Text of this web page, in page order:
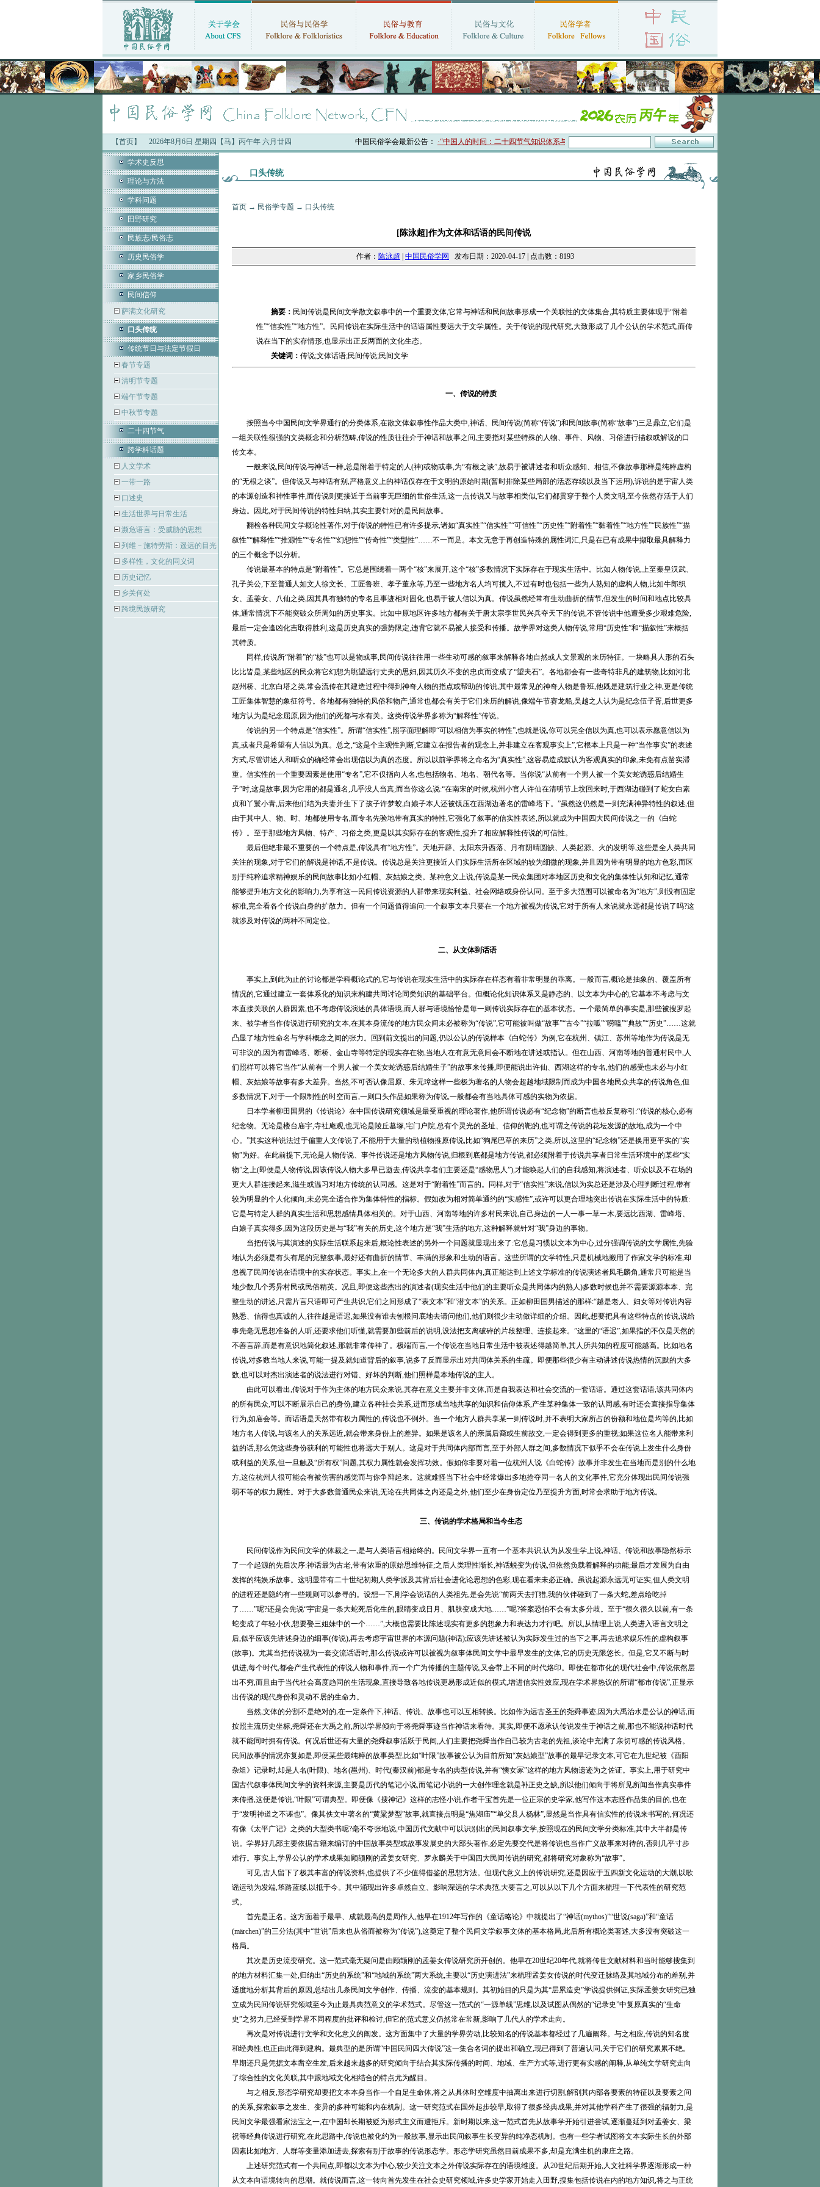
【首页】 2026年8月6日 星期四【马】丙午年 六月廿四 中国民俗学会最新公告：·“中国人的时间：二十四节气知识体系与数字叙事”研讨会在京召开 ·中国民俗学会第十一届代表大会暨2026年年会征文启事
学术史反思
理论与方法
学科问题
田野研究
民族志/民俗志
历史民俗学
家乡民俗学
民间信仰
萨满文化研究
口头传统
传统节日与法定节假日
春节专题
清明节专题
端午节专题
中秋节专题
二十四节气
跨学科话题
人文学术
一带一路
口述史
生活世界与日常生活
濒危语言：受威胁的思想
列维－施特劳斯：遥远的目光
多样性，文化的同义词
历史记忆
乡关何处
跨境民族研究
口头传统
首页→ 民俗学专题 → 口头传统
[陈泳超]作为文体和话语的民间传说
作者： 陈泳超 中国民俗学网 发布日期：2020-04-17 | 点击数：8193
摘要： 民间传说是民间文学散文叙事中的一个重要文体,它常与神话和民间故事形成一个关联性的文体集合,其特质主要体现于“附着
性”“信实性”“地方性”。民间传说在实际生活中的话语属性要远大于文学属性。关于传说的现代研究,大致形成了几个公认的学术范式,而传
说在当下的实存情形,也显示出正反两面的文化生态。
关键词： 传说;文体话语;民间传说;民间文学
一、传说的特质
按照当今中国民间文学界通行的分类体系,在散文体叙事性作品大类中,神话、民间传说(简称“传说”)和民间故事(简称“故事”)三足鼎立,它们是
一组关联性很强的文类概念和分析范畴,传说的性质往往介于神话和故事之间,主要指对某些特殊的人物、事件、风物、习俗进行描叙或解说的口
传文本。
一般来说,民间传说与神话一样,总是附着于特定的人(神)或物或事,为“有根之谈”,故易于被讲述者和听众感知、相信,不像故事那样是纯粹虚构
的“无根之谈”。但传说又与神话有别,严格意义上的神话仅存在于文明的原始时期(暂时排除某些局部的活态存续以及当下运用),诉说的是宇宙人类
的本源创造和神性事件,而传说则更接近于当前事无巨细的世俗生活,这一点传说又与故事相类似,它们都贯穿于整个人类文明,至今依然存活于人们
身边。因此,对于民间传说的特性归纳,其实主要针对的是民间故事。
翻检各种民间文学概论性著作,对于传说的特性已有许多提示,诸如“真实性”“信实性”“可信性”“历史性”“附着性”“黏着性”“地方性”“民族性”“描
叙性”“解释性”“推源性”“专名性”“幻想性”“传奇性”“类型性”……不一而足。本文无意于再创造特殊的属性词汇,只是在已有成果中撷取最具解释力
的三个概念予以分析。
传说最基本的特点是“附着性”。它总是围绕着一两个“核”来展开,这个“核”多数情况下实际存在于现实生活中。比如人物传说,上至秦皇汉武、
孔子关公,下至普通人如文人徐文长、工匠鲁班、孝子董永等,乃至一些地方名人均可揽入,不过有时也包括一些为人熟知的虚构人物,比如牛郎织
女、孟姜女、八仙之类,因其具有独特的专名且事迹相对固化,也易于被人信以为真。传说虽然经常有生动曲折的情节,但发生的时间和地点比较具
体,通常情况下不能突破众所周知的历史事实。比如中原地区许多地方都有关于唐太宗李世民兴兵夺天下的传说,不管传说中他遭受多少艰难危险,
最后一定会逢凶化吉取得胜利,这是历史真实的强势限定,违背它就不易被人接受和传播。故学界对这类人物传说,常用“历史性”和“描叙性”来概括
其特质。
同样,传说所“附着”的“核”也可以是物或事,民间传说往往用一些生动可感的叙事来解释各地自然或人文景观的来历特征。一块略具人形的石头
比比皆是,某些地区的民众将它幻想为眺望远行丈夫的思妇,因其历久不变的忠贞而变成了“望夫石”。各地都会有一些奇特非凡的建筑物,比如河北
赵州桥、北京白塔之类,常会流传在其建造过程中得到神奇人物的指点或帮助的传说,其中最常见的神奇人物是鲁班,他既是建筑行业之神,更是传统
工匠集体智慧的象征符号。各地都有独特的风俗和物产,通常也都会有关于它们来历的解说,像端午节赛龙船,吴越之人认为是纪念伍子胥,后世更多
地方认为是纪念屈原,因为他们的死都与水有关。这类传说学界多称为“解释性”传说。
传说的另一个特点是“信实性”。所谓“信实性”,照字面理解即“可以相信为事实的特性”,也就是说,你可以完全信以为真,也可以表示愿意信以为
真,或者只是希望有人信以为真。总之,“这是个主观性判断,它建立在报告者的观念上,并非建立在客观事实上”,它根本上只是一种“当作事实”的表述
方式,尽管讲述人和听众的确经常会出现信以为真的态度。所以以前学界将之命名为“真实性”,这容易造成默认为客观真实的印象,未免有点凿实滞
重。信实性的一个重要因素是使用“专名”,它不仅指向人名,也包括物名、地名、朝代名等。当你说“从前有一个男人被一个美女蛇诱惑后结婚生
子”时,这是故事,因为它用的都是通名,几乎没人当真;而当你这么说:“在南宋的时候,杭州小官人许仙在清明节上坟回来时,于西湖边碰到了蛇女白素
贞和丫鬟小青,后来他们结为夫妻并生下了孩子许梦蛟,白娘子本人还被镇压在西湖边著名的雷峰塔下。”虽然这仍然是一则充满神异特性的叙述,但
由于其中人、物、时、地都使用专名,而专名先验地带有真实的特性,它强化了叙事的信实性表述,所以就成为中国四大民间传说之一的《白蛇
传》。至于那些地方风物、特产、习俗之类,更是以其实际存在的客观性,提升了相应解释性传说的可信性。
最后但绝非最不重要的一个特点是,传说具有“地方性”。天地开辟、太阳东升西落、月有阴晴圆缺、人类起源、火的发明等,这些是全人类共同
关注的现象,对于它们的解说是神话,不是传说。传说总是关注更接近人们实际生活所在区域的较为细微的现象,并且因为带有明显的地方色彩,而区
别于纯粹追求精神娱乐的民间故事比如小红帽、灰姑娘之类。某种意义上说,传说是某一民众集团对本地区历史和文化的集体性认知和记忆,通常
能够提升地方文化的影响力,为享有这一民间传说资源的人群带来现实利益、社会网络或身份认同。至于多大范围可以被命名为“地方”,则没有固定
标准,完全看各个传说自身的扩散力。但有一个问题值得追问:一个叙事文本只要在一个地方被视为传说,它对于所有人来说就永远都是传说了吗?这
就涉及对传说的两种不同定位。
二、从文体到话语
事实上,到此为止的讨论都是学科概论式的,它与传说在现实生活中的实际存在样态有着非常明显的乖离。一般而言,概论是抽象的、覆盖所有
情况的,它通过建立一套体系化的知识来构建共同讨论同类知识的基础平台。但概论化知识体系又是静态的、以文本为中心的,它基本不考虑与文
本直接关联的人群因素,也不考虑传说演述的具体语境,而人群与语境恰恰是每一则传说实际存在的基本状态。一个最简单的事实是,那些被搜罗起
来、被学者当作传说进行研究的文本,在其本身流传的地方民众间未必被称为“传说”,它可能被叫做“故事”“古今”“拉呱”“唠嗑”“典故”“历史”……这就
凸显了地方性命名与学科概念之间的张力。回到前文提出的问题,仍以公认的传说样本《白蛇传》为例,它在杭州、镇江、苏州等地作为传说是无
可非议的,因为有雷峰塔、断桥、金山寺等特定的现实存在物,当地人在有意无意间会不断地在讲述或指认。但在山西、河南等地的普通村民中,人
们照样可以将它当作“从前有一个男人被一个美女蛇诱惑后结婚生子”的故事来传播,即便能说出许仙、西湖这样的专名,他们的感受也未必与小红
帽、灰姑娘等故事有多大差异。当然,不可否认像屈原、朱元璋这样一些极为著名的人物会超越地域限制而成为中国各地民众共享的传说角色,但
多数情况下,对于一个限制性的时空而言,一则口头作品如果称为传说,一般都会有当地具体可感的实物为依据。
日本学者柳田国男的《传说论》在中国传说研究领域是最受重视的理论著作,他所谓传说必有“纪念物”的断言也被反复称引:“传说的核心,必有
纪念物。无论是楼台庙宇,寺社庵观,也无论是陵丘墓塚,宅门户院,总有个灵光的圣址、信仰的靶的,也可谓之传说的花坛发源的故地,成为一个中
心。”其实这种说法过于偏重人文传说了,不能用于大量的动植物推原传说,比如“狗尾巴草的来历”之类,所以,这里的“纪念物”还是换用更平实的“实
物”为好。在此前提下,无论是人物传说、事件传说还是地方风物传说,归根到底都是地方传说,都必须附着于传说共享者日常生活环境中的某些“实
物”之上(即便是人物传说,因该传说人物大多早已逝去,传说共享者们主要还是“感物思人”),才能唤起人们的自我感知,将演述者、听众以及不在场的
更大人群连接起来,滋生或温习对地方传统的认同感。这是对于“附着性”而言的。同样,对于“信实性”来说,信以为实总还是涉及心理判断过程,带有
较为明显的个人化倾向,未必完全适合作为集体特性的指标。假如改为相对简单通约的“实感性”,或许可以更合理地突出传说在实际生活中的特质:
它是与特定人群的真实生活和思想感情具体相关的。对于山西、河南等地的许多村民来说,自己身边的一人一事一草一木,要远比西湖、雷峰塔、
白娘子真实得多,因为这段历史是与“我”有关的历史,这个地方是“我”生活的地方,这种解释就针对“我”身边的事物。
当把传说与其演述的实际生活联系起来后,概论性表述的另外一个问题就显现出来了:它总是习惯以文本为中心,过分强调传说的文学属性,先验
地认为必须是有头有尾的完整叙事,最好还有曲折的情节、丰满的形象和生动的语言。这些所谓的文学特性,只是机械地搬用了作家文学的标准,却
忽视了民间传说在语境中的实存状态。事实上,在一个无论多大的人群共同体内,真正能达到上述文学标准的传说演述者凤毛麟角,通常只可能是当
地少数几个秀异村民或民俗精英。况且,即便这些杰出的演述者(现实生活中他们的主要听众是共同体内的熟人)多数时候也并不需要源源本本、完
整生动的讲述,只需片言只语即可产生共识,它们之间形成了“表文本”和“潜文本”的关系。正如柳田国男描述的那样:“越是老人、妇女等对传说内容
熟悉、信得也真诚的人,往往越是语迟,如果没有谁去刨根问底地去请问他们,他们则很少主动做详细的介绍。因此,想要把具有这些特点的传说,说给
事先毫无思想准备的人听,还要求他们听懂,就需要加些前后的说明,设法把支离破碎的片段整理、连接起来。”这里的“语迟”,如果指的不仅是天然的
不善言辞,而是有意识地简化叙述,那就非常传神了。极端而言,一个传说在当地日常生活中被表述得越简单,其人所共知的程度可能越高。比如地名
传说,对多数当地人来说,可能一提及就知道背后的叙事,说多了反而显示出对共同体关系的生疏。即便那些很少有主动讲述传说热情的沉默的大多
数,也可以对杰出演述者的说法进行对错、好坏的判断,他们照样是本地传说的主人。
由此可以看出,传说对于作为主体的地方民众来说,其存在意义主要并非文体,而是自我表达和社会交流的一套话语。通过这套话语,该共同体内
的所有民众,可以不断展示自己的身份,建立各种社会关系,进而形成当地共享的知识和信仰体系,产生某种集体一致的认同感,有时还会直接指导集体
行为,如庙会等。而话语是天然带有权力属性的,传说也不例外。当一个地方人群共享某一则传说时,并不表明大家所占的份额和地位是均等的,比如
地方名人传说,与该名人的关系远近,就会带来身份上的差异。如果是该名人的亲属后裔或生前故交,一定会得到更多的重视;如果这位名人能带来利
益的话,那么凭这些身份获利的可能性也将远大于别人。这是对于共同体内部而言,至于外部人群之间,多数情况下似乎不会在传说上发生什么身份
或利益的关系,但一旦触及“所有权”问题,其权力属性就会发挥功效。假如你非要对着一位杭州人说《白蛇传》故事并非发生在当地而是别的什么地
方,这位杭州人很可能会有被伤害的感觉而与你争辩起来。这就难怪当下社会中经常爆出多地抢夺同一名人的文化事件,它充分体现出民间传说强
弱不等的权力属性。对于大多数普通民众来说,无论在共同体之内还是之外,他们至少在身份定位乃至提升方面,时常会求助于地方传说。
三、传说的学术格局和当今生态
民间传说作为民间文学的体裁之一,是与人类语言相始终的。民间文学界一直有一个基本共识,认为从发生学上说,神话、传说和故事隐然标示
了一个起源的先后次序:神话最为古老,带有浓重的原始思维特征;之后人类理性渐长,神话蜕变为传说,但依然负载着解释的功能;最后才发展为自由
发挥的纯娱乐故事。这明显带有二十世纪初期人类学派及其背后社会进化论思想的色彩,现在看来未必正确。虽说起源永远无可证实,但人类文明
的进程还是隐约有一些规则可以参寻的。设想一下,刚学会说话的人类祖先,是会先说“前两天去打猎,我的伙伴碰到了一条大蛇,差点给吃掉
了……”呢?还是会先说“宇宙是一条大蛇死后化生的,眼睛变成日月、肌肤变成大地……”呢?答案恐怕不会有太多分歧。至于“很久很久以前,有一条
蛇变成了年轻小伙,想要娶三姐妹中的一个……”,大概也需要比陈述现实有更多的想象力和表达力才行吧。所以,从情理上说,人类进入语言文明之
后,似乎应该先讲述身边的细事(传说),再去考虑宇宙世界的本源问题(神话);应该先讲述被认为实际发生过的当下之事,再去追求娱乐性的虚构叙事
(故事)。尤其当把传说视为一套交流话语时,那么传说或许可以被视为叙事体民间文学中最早发生的文体,它的历史无限悠长。但是,它又不断与时
俱进,每个时代,都会产生代表性的传说人物和事件,而一个广为传播的主题传说,又会带上不同的时代烙印。即便在都市化的现代社会中,传说依然层
出不穷,而且由于当代社会高度趋同的生活现象,直接导致各地传说更易形成近似的模式,增进信实性效应,现在学术界热议的所谓“都市传说”,正显示
出传说的现代身份和灵动不居的生命力。
当然,文体的分割不是绝对的,在一定条件下,神话、传说、故事也可以互相转换。比如作为远古圣王的尧舜事迹,因为大禹治水是公认的神话,而
按照主流历史坐标,尧舜还在大禹之前,所以学界倾向于将尧舜事迹当作神话来看待。其实,即便不愿承认传说发生于神话之前,那也不能说神话时代
就不能同时拥有传说。何况后世还有大量的尧舜叙事活跃于民间,人们主要把尧舜当作自己较为古老的先祖,谈论中充满了亲切可感的传说风格。
民间故事的情况亦复如是,即便某些最纯粹的故事类型,比如“叶限”故事被公认为目前所知“灰姑娘型”故事的最早记录文本,可它在九世纪被《酉阳
杂俎》记录时,却是人名(叶限)、地名(邕州)、时代(秦汉前)都是专名的典型传说,并有“懊女冢”这样的地方风物遗迹为之佐证。事实上,用于研究中
国古代叙事体民间文学的资料来源,主要是历代的笔记小说,而笔记小说的一大创作理念就是补正史之缺,所以他们倾向于将所见所闻当作真实事件
来传播,这便是传说,“叶限”可谓典型。即便像《搜神记》这样的志怪小说,作者干宝首先是一位正宗的史学家,他写作这本志怪作品集的目的,也在
于“发明神道之不诬也”。像其佚文中著名的“黄粱梦型”故事,就直接点明是“焦湖庙”“单父县人杨林”,显然是当作具有信实性的传说来书写的,何况还
有像《太平广记》之类的大型类书呢?毫不夸张地说,中国历代文献中可以识别出的民间叙事文学,按照现在的民间文学分类标准,其中大半都是传
说。学界好几部主要依据古籍来编订的中国故事类型或故事发展史的大部头著作,必定先要交代是将传说也当作广义故事来对待的,否则几乎寸步
难行。事实上,学界公认的学术成果如顾颉刚的孟姜女研究、罗永麟关于中国四大民间传说的研究,都将研究对象称为“故事”。
可见,古人留下了极其丰富的传说资料,也提供了不少值得借鉴的思想方法。但现代意义上的传说研究,还是因应于五四新文化运动的大潮,以歌
谣运动为发端,筚路蓝缕,以抵于今。其中涌现出许多卓然自立、影响深远的学术典范,大要言之,可以从以下几个方面来梳理一下代表性的研究范
式。
首先是正名。这方面着手最早、成就最高的是周作人,他早在1912年写作的《童话略论》中就提出了“神话(mythos)”“世说(saga)”和“童话
(märchen)”的三分法(其中“世说”后来也从俗而被称为“传说”),这奠定了整个民间文学叙事文体的基本格局,此后所有概论类著述,大多没有突破这一
格局。
其次是历史流变研究。这一范式毫无疑问是由顾颉刚的孟姜女传说研究所开创的。他早在20世纪20年代,就将传世文献材料和当时能够搜集到
的地方材料汇集一处,归纳出“历史的系统”和“地域的系统”两大系统,主要以“历史演进法”来梳理孟姜女传说的时代变迁脉络及其地域分布的差别,并
适度地分析其背后的原因,总结出几条民间文学创作、传播、流变的基本规则。其初始目的只是为其“层累造史”学说提供例证,实际孟姜女研究已独
立成为民间传说研究领域至今为止最具典范意义的学术范式。尽管这一范式的“一源单线”思维,以及试图从偶然的“记录史”中复原真实的“生命
史”之努力,已经受到学界不同程度的批评和检讨,但它的范式意义仍然常在常新,影响了几代人的学术走向。
再次是对传说进行文学和文化意义的阐发。这方面集中了大量的学界劳动,比较知名的传说基本都经过了几遍阐释。与之相应,传说的知名度
和经典性,也正由此得到建构。最典型的是所谓“中国民间四大传说”这一集合名词的提出和确立,现已得到了普遍认同,关于它们的研究累累不绝。
早期还只是凭据文本凿空生发,后来越来越多的研究倾向于结合其实际传播的时间、地域、生产方式等,进行更有实感的阐释,从单纯文学研究走向
了综合性的文化关联,其中跟地域文化相结合的特点尤为醒目。
与之相反,形态学研究却要把文本本身当作一个自足生命体,将之从具体时空维度中抽离出来进行切割,解剖其内部各要素的特征以及要素之间
的关系,探索叙事之发生、变异的多种可能和内在机制。这一研究范式在国外起步较早,取得了很多经典成果,并对其他学科产生了很强的辐射力,是
民间文学最强看家法宝之一,在中国却长期被贬为形式主义而遭拒斥。新时期以来,这一范式首先从故事学开始引进尝试,逐渐蔓延到对孟姜女、梁
祝等经典传说进行研究,在此思路中,传说也被化约为一般故事,显示出民间叙事生长变异的纯净态机制。也有一些学者试图将文本实际生长的外部
因素比如地方、人群等变量添加进去,探索有别于故事的传说形态学。形态学研究虽然目前成果不多,却是充满生机的康庄之路。
上述研究范式有一个共同点,即都以文本为中心,较少关注文本之外传说实际存在的语境维度。从20世纪后期开始,人文社科学界逐渐形成一种
从文本向语境转向的思潮。就传说而言,这一转向首先发生在社会史研究领域,许多史学家开始走入田野,搜集包括传说在内的地方知识,将之与正统